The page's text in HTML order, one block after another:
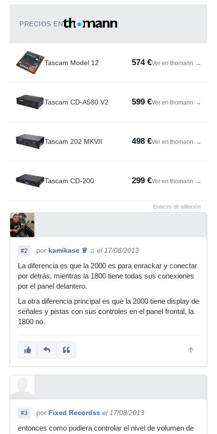
PRECIOS EN
Tascam Model 12 574 €Ver en thomann →
Tascam CD-A580 V2 599 €Ver en thomann →
Tascam 202 MKVII 498 €Ver en thomann →
Tascam CD-200 299 €Ver en thomann →
Enlaces de afiliación
#2 por kamikase ♕ ♫ el 17/08/2013
La diferencia es que la 2000 es para enrackar y conectar
por detrás, mientras la 1800 tiene todas sus conexiones
por el panel delantero.
La otra diferencia principal es que la 2000 tiene display de
señales y pistas con sus controles en el panel frontal, la
1800 no.
#3 por Fixed Recordss el 17/08/2013
entonces como pudiera controlar el nivel de volumen de